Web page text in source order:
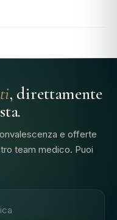
, direttamente
e offerte
team medico. Puoi